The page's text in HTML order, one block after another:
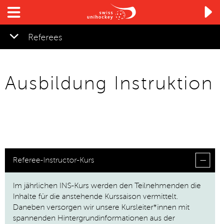

Referees
Ausbildung Instruktion
Referee-Instructor-Kurs
Im jährlichen INS-Kurs werden den Teilnehmenden die
Inhalte für die anstehende Kurssaison vermittelt.
Daneben versorgen wir unsere Kursleiter*innen mit
spannenden Hintergrundinformationen aus der